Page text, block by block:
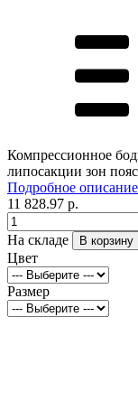
Компрессионное
липосакции зон
Подробное описание
11 828.97 р.
На складе В корзину
Цвет
Размер